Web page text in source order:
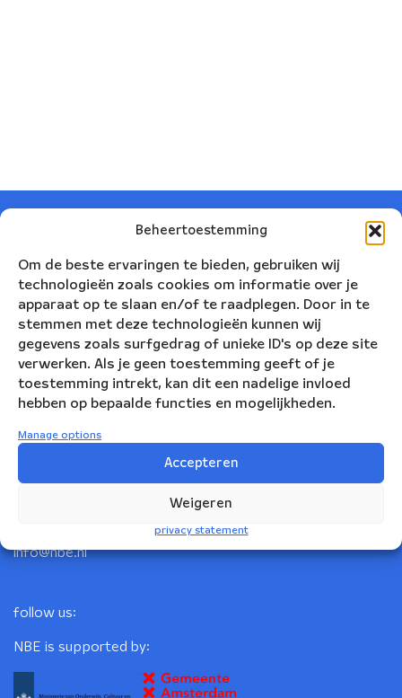
Beheertoestemming
Om de beste ervaringen te bieden, gebruiken wij
technologieën zoals cookies om informatie over je
apparaat op te slaan en/of te raadplegen. Door in te
stemmen met deze technologieën kunnen wij
gegevens zoals surfgedrag of unieke ID's op deze site
verwerken. Als je geen toestemming geeft of je
toestemming intrekt, kan dit een nadelige invloed
hebben op bepaalde functies en mogelijkheden.
Manage options
Accepteren
Weigeren
privacy statement
Nederlandse Blazers Ensemble
Korte Leidsedwarsstraat 12
info@nbe.nl
follow us:
NBE is supported by: